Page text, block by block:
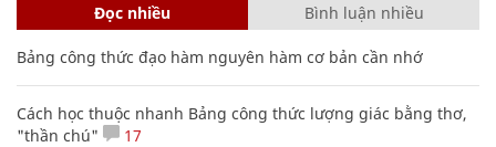
Đọc nhiều Bình luận nhiều
Bảng công thức đạo hàm nguyên hàm cơ bản cần nhớ
Cách học thuộc nhanh Bảng công thức lượng giác bằng thơ,
"thần chú"
17